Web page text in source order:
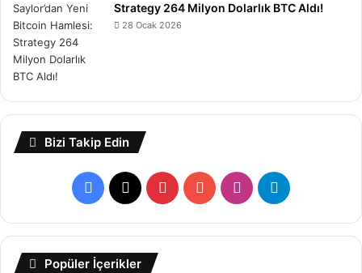
Strategy 264 Milyon Dolarlık BTC Aldı!
28 Ocak 2026
Bizi Takip Edin
Facebook
X PinterestYouTubeInstagramTelegram
Popüler İçerikler